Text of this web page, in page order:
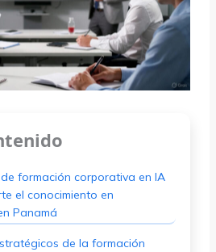
formación corporativa en IA
el conocimiento en
Panamá
de la formación